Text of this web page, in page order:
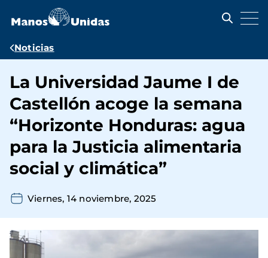
contenido
Ruta
navegación
Noticias
La Universidad Jaume I de
Castellón acoge la semana
“Horizonte Honduras: agua
para la Justicia alimentaria
social y climática”
Viernes, 14 noviembre, 2025